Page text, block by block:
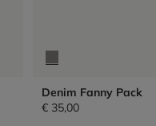
Denim Fanny Pack
€ 35,00